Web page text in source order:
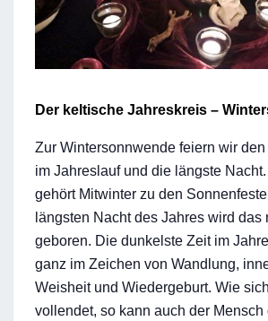
Der keltische Jahreskreis –
Zur Wintersonnwende feiern wir den
im Jahreslauf und die längste Nacht.
gehört Mitwinter zu den
längsten Nacht des Jahres wird das
geboren. Die dunkelste Zeit im
ganz im Zeichen von Wandlung,
Weisheit und Wiedergeburt. Wie
vollendet, so kann auch der Mensch